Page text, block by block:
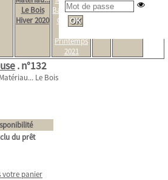
Le Bois
Hiver 2020
Basseporte,
Gregorio
Printemps
2021
.n°132
Le Bois
du prêt
votre panier